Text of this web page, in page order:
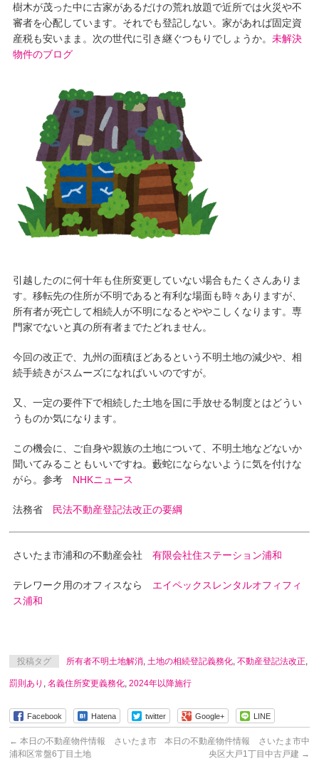
樹木が茂った中に古家があるだけの荒れ放題で近所では火災や不
審者を心配しています。それでも登記しない。家があれば固定資
産税も安いまま。次の世代に引き継ぐつもりでしょうか。未解決
物件のブログ
引越したのに何十年も住所変更していない場合もたくさんありま
す。移転先の住所が不明であると有利な場面も時々ありますが、
所有者が死亡して相続人が不明になるとややこしくなります。専
門家でないと真の所有者までたどれません。
今回の改正で、九州の面積ほどあるという不明土地の減少や、相
続手続きがスムーズになればいいのですが。
又、一定の要件下で相続した土地を国に手放せる制度とはどうい
うものか気になります。
この機会に、ご自身や親族の土地について、不明土地などないか
聞いてみることもいいですね。藪蛇にならないように気を付けな
がら。参考 NHKニュース
法務省 民法不動産登記法改正の要綱
さいたま市浦和の不動産会社有限会社住ステーション浦和
テレワーク用のオフィスなら エイペックスレンタルオフィフィ
ス浦和
投稿タグ 所有者不明土地解消,土地の相続登記義務化,不動産登記法改正,
罰則あり ,名義住所変更義務化,2024年以降施行
Facebook Hatena twitter Google+ LINE
← 本日の不動産物件情報 さいたま市
浦和区常盤6丁目土地
本日の不動産物件情報 さいたま市中
央区大戸1丁目中古戸建 →